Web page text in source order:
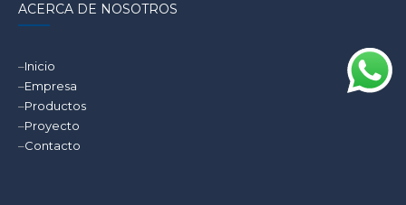
ACERCA DE NOSOTROS
–Inicio
–Empresa
–Productos
–Proyecto
–Contacto